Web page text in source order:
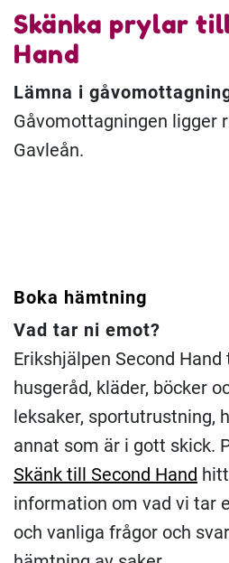
Skänka prylar
Hand
Lämna i
Gåvomottagningen ligger
Gavleån.
Boka hämtning
Vad tar ni emot?
Erikshjälpen Second
husgeråd, kläder, böcker
leksaker, sportutrustning,
annat som är i gott skick.
Skänk till Second Hand
information om vad vi tar
och vanliga frågor och